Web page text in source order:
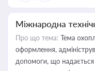
Міжнародна
Про що тема: Тема
оформлення,
допомоги, що надається